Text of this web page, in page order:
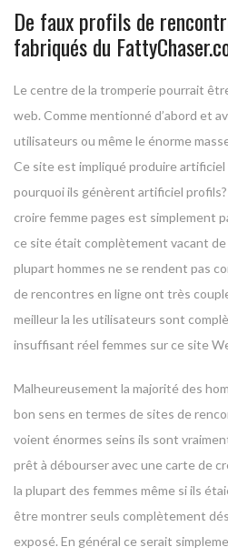
De faux profils de
fabriqués du
Le centre de la tromperie pourrait
web. Comme mentionné d’abord et
utilisateurs ou même le énorme
Ce site est impliqué produire artificiel
pourquoi ils génèrent artificiel
croire femme pages est simplement
ce site était complètement vacant de
plupart hommes ne se rendent pas
de rencontres en ligne ont très
meilleur la les utilisateurs sont
insuffisant réel femmes sur ce site
Malheureusement la majorité des
bon sens en termes de sites de
voient énormes seins ils sont
prêt à débourser avec une carte de
la plupart des femmes même si ils
être montrer seuls complètement
exposé. En général ce serait